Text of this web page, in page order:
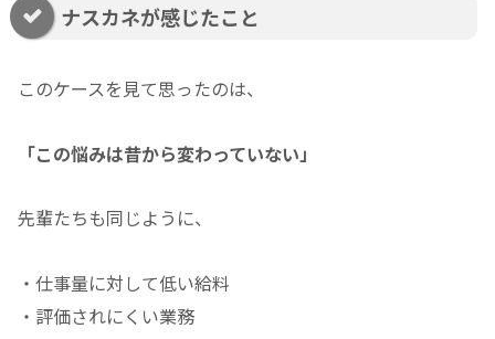
ナスカネが感じたこと
このケースを見て思ったのは、
「この悩みは昔から変わっていない」
先輩たちも同じように、
・仕事量に対して低い給料
・評価されにくい業務